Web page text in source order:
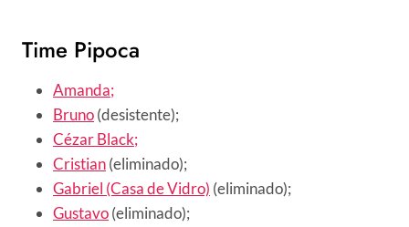
Time Pipoca
Amanda;
Bruno(desistente);
Cézar Black;
Cristian(eliminado);
Gabriel (Casa de Vidro) (eliminado);
Gustavo(eliminado);